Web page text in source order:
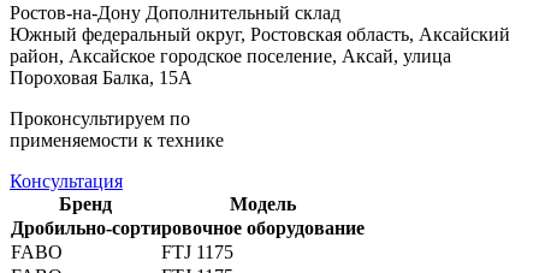
Ростов-на-Дону Дополнительный склад
Южный федеральный округ, Ростовская область, Аксайский
район, Аксайское городское поселение, Аксай, улица
Пороховая Балка, 15А
Проконсультируем по
применяемости к технике
Консультация
Бренд
Модель
Дробильно-сортировочное оборудование
FABO
FTJ 1175